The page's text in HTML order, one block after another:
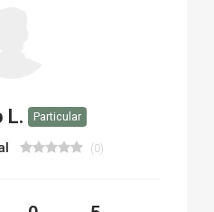
L. Particular
(0)